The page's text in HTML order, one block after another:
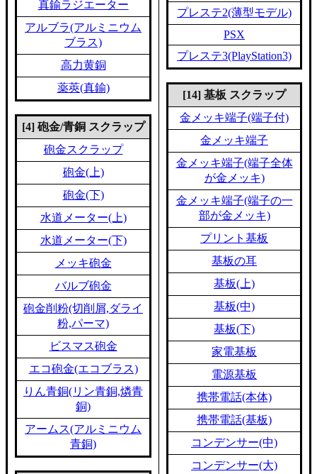
真鍮ラジエーター
アルブラ(アルミニウム
ブラス)
高力黄銅
薬莢(真鍮)
[4] 砲金/青銅 スクラップ
砲金スクラップ
砲金(上)
砲金(下)
水道メーター(上)
水道メーター(下)
メッキ砲金
バルブ砲金
砲金削粉(切削屑,ダライ
粉,パーマ)
ビスマス砲金
エコ砲金(エコブラス)
りん青銅(リン青銅,燐青
銅)
アームス(アルミニウム
青銅)
プレステ2(薄型モデル)
PSX
プレステ3(PlayStation3)
[14] 基板 スクラップ
金メッキ端子(端子付)
金メッキ端子
金メッキ端子(端子全体
が金メッキ)
金メッキ端子(端子の一
部が金メッキ)
プリント基板
基板の耳
基板(上)
基板(中)
基板(下)
家電基板
電源基板
携帯電話(本体)
携帯電話(基板)
コンデンサー(中)
コンデンサー(大)